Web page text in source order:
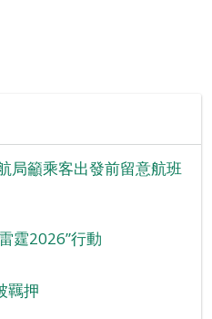
局籲乘客出發前留意航班
霆2026”行動
羈押